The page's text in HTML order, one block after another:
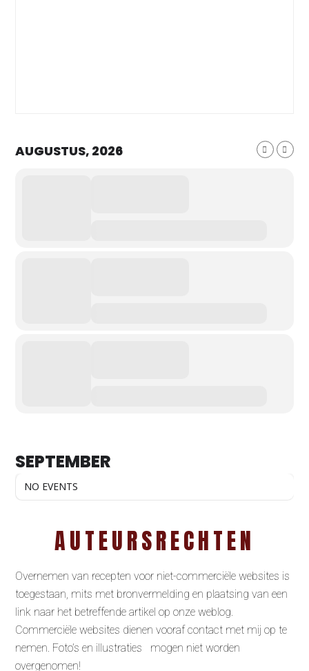
AUGUSTUS, 2026
SEPTEMBER
NO EVENTS
AUTEURSRECHTEN
Overnemen van recepten voor niet-commerciële websites is
toegestaan, mits met bronvermelding en plaatsing van een
link naar het betreffende artikel op onze weblog.
Commerciële websites dienen vooraf contact met mij op te
nemen. Foto’s en illustraties mogen niet worden
overgenomen!